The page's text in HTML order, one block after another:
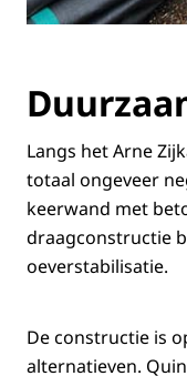
Langs het Arne
totaal ongeveer
keerwand met
draagconstructie
oeverstabilisatie.
De constructie is
alternatieven.